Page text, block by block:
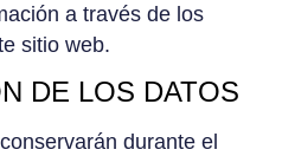
a través de los
sitio web.
DE LOS DATOS
durante el